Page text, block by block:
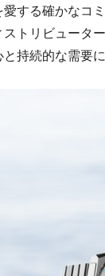
する確かなコ
トリビュータ
持続的な需要